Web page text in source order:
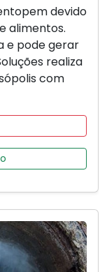
devido
alimentos.
e pode gerar
realiza
com